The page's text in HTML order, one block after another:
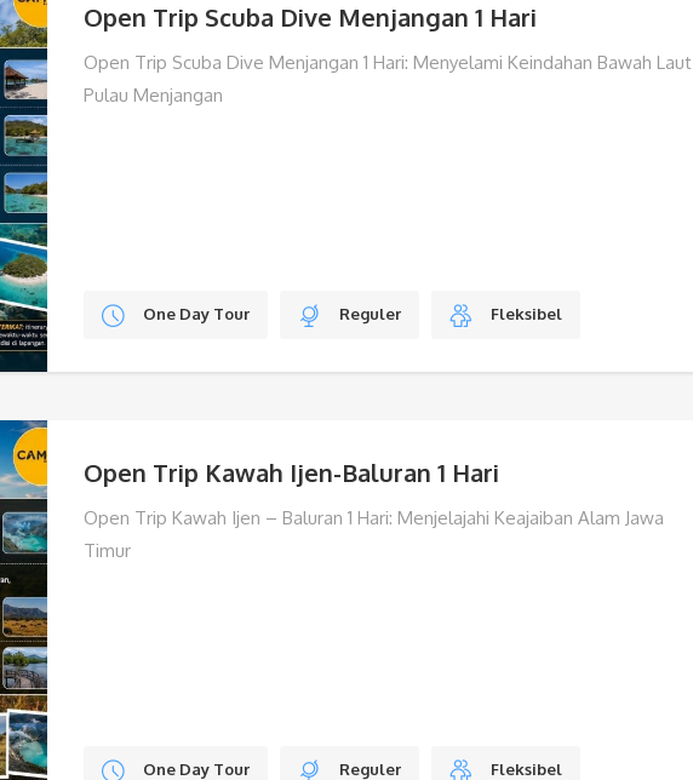
Open Trip Scuba Dive Menjangan 1 Hari
Open Trip Scuba Dive Menjangan 1 Hari: Menyelami Keindahan Bawah Laut
Pulau Menjangan
One Day Tour Reguler Fleksibel
Open Trip Kawah Ijen-Baluran 1 Hari
Open Trip Kawah Ijen – Baluran 1 Hari: Menjelajahi Keajaiban Alam Jawa
Timur
One Day Tour Reguler Fleksibel